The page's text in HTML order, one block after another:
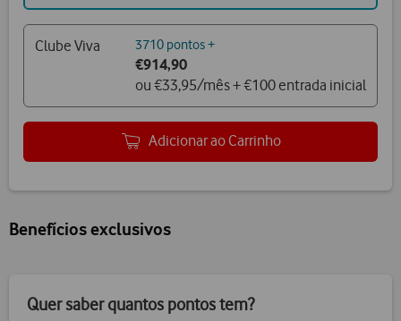
Clube Viva 3710 pontos +
€914,90
ou €33,95/mês + €100 entrada inicial
Adicionar ao Carrinho
Benefícios exclusivos
Quer saber quantos pontos tem?